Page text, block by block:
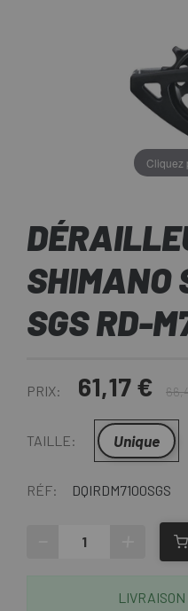
Cliquez
SHIMANO
SGS RD-
PRIX: 61,17 €
TAILLE: Unique
RÉF: DQIRDM7100SGS